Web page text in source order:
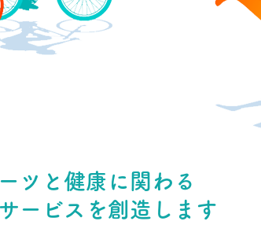
ツと健康に関わる
ービスを創造します